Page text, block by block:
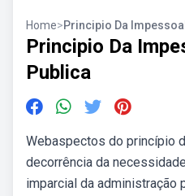
Home>Principio Da
Principio Da
Publica
Webaspectos do princípio
decorrência da
imparcial da administração